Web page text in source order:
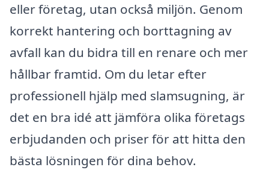
eller företag, utan också miljön. Genom
korrekt hantering och borttagning av
avfall kan du bidra till en renare och mer
hållbar framtid. Om du letar efter
professionell hjälp med slamsugning, är
det en bra idé att jämföra olika företags
erbjudanden och priser för att hitta den
bästa lösningen för dina behov.